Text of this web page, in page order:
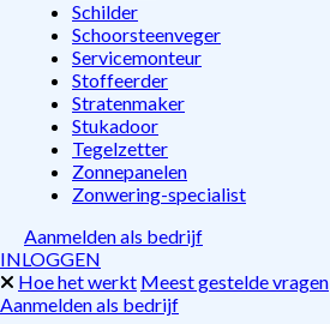
Schilder
Schoorsteenveger
Servicemonteur
Stoffeerder
Stratenmaker
Stukadoor
Tegelzetter
Zonnepanelen
Zonwering-specialist
Aanmelden als bedrijf
INLOGGEN
Hoe het werkt Meest gestelde vragen
Aanmelden als bedrijf